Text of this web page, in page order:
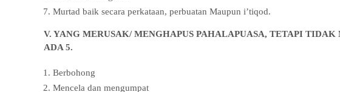
Murtad baik secara perkataan, perbuatan Maupun i’tiqod.
V. YANG MERUSAK/ MENGHAPUS PAHALAPUASA, TETAPI
ADA 5.
Berbohong
Mencela dan mengumpat